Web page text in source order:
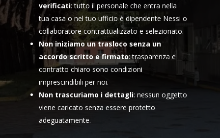
verificati: tutto il personale che entra nella
tua casa o nel tuo ufficio è dipendente Nessi o
collaboratore contrattualizzato e selezionato.
Non iniziamo un trasloco senza un
accordo scritto e firmato: trasparenza e
contratto chiaro sono condizioni
imprescindibili per noi.
Non trascuriamo i dettagli: nessun oggetto
viene caricato senza essere protetto
adeguatamente.